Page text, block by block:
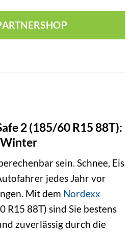
2 (185/60 R15 88T):
Winter
sein. Schnee, Eis
jedes Jahr vor
Mit dem Nordexx
R15 88T) sind Sie bestens
zuverlässig durch die